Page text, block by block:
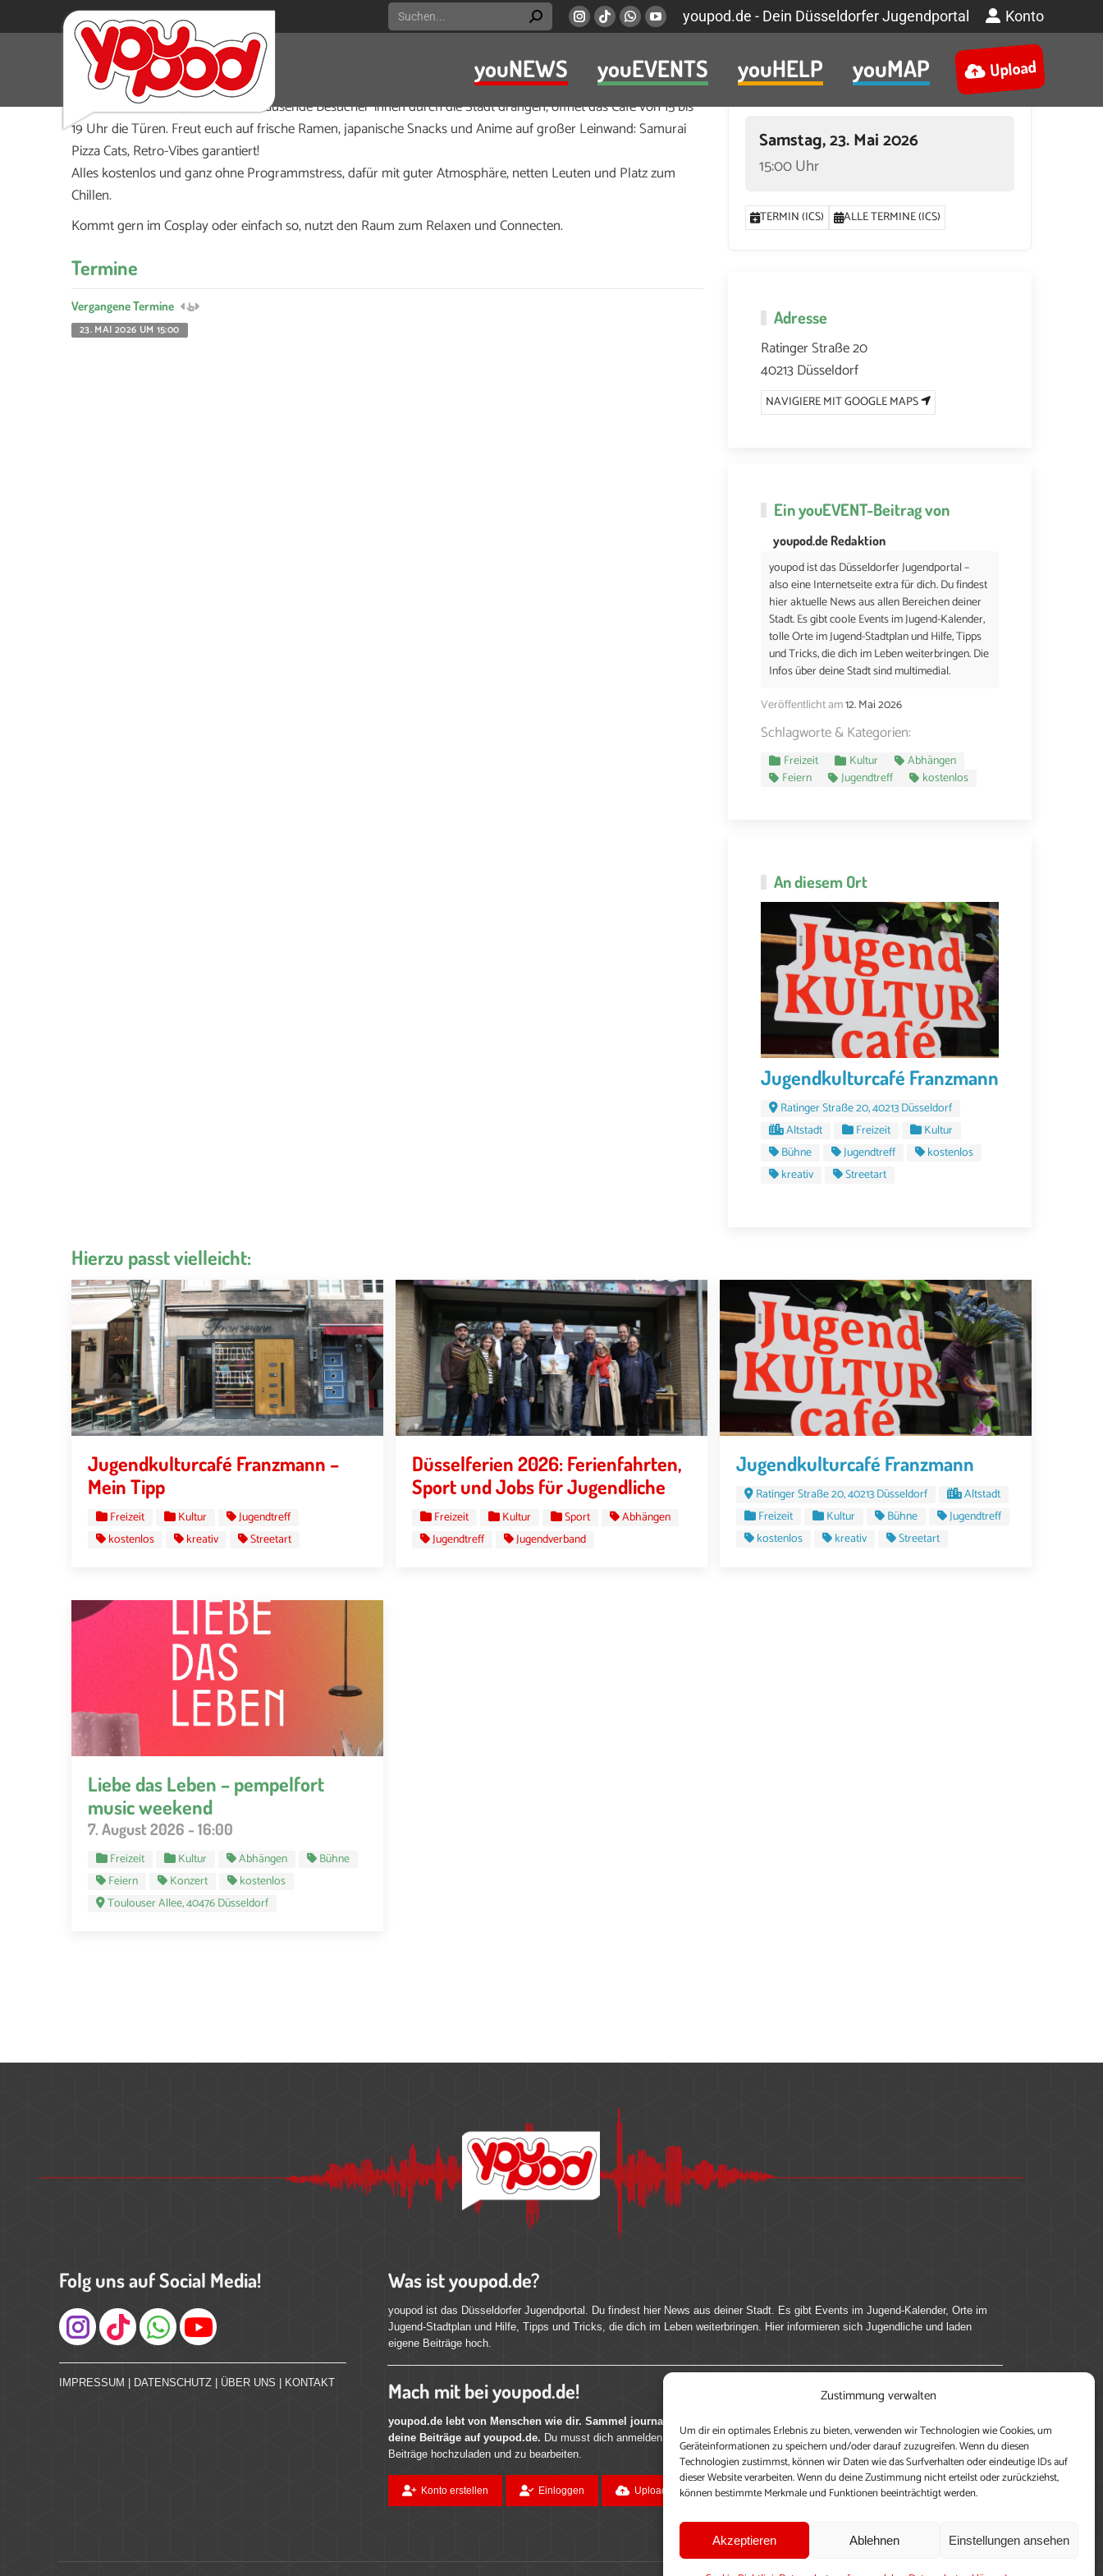
Zustimmung verwalten
Um dir ein optimales Erlebnis zu bieten, verwenden wir Technologien wie Cookies, um
Geräteinformationen zu speichern und/oder darauf zuzugreifen. Wenn du diesen
Technologien zustimmst, können wir Daten wie das Surfverhalten oder eindeutige IDs auf
dieser Website verarbeiten. Wenn du deine Zustimmung nicht erteilst oder zurückziehst,
können bestimmte Merkmale und Funktionen beeinträchtigt werden.
Akzeptieren Ablehnen Einstellungen ansehen
Search:
Instagram
opens
new
window
Viber
opens
in
new
window
Whatsapp
opens
in
new
window
YouTube
opens
in
new
window
youpod.de - Dein Düsseldorfer Jugendportal Konto
youNEWS youEVENTS youHELP youMAP Upload
Das Jugendkulturcafé Franzmann feiert den Japan-Tag ganz entspannt und ohne Trubel.
Während sich am 23. Mai hunderttausende Besucher*innen durch die Stadt drängen, öffnet das Café von 15 bis
19 Uhr die Türen. Freut euch auf frische Ramen, japanische Snacks und Anime auf großer Leinwand: Samurai
Pizza Cats, Retro-Vibes garantiert!
Alles kostenlos und ganz ohne Programmstress, dafür mit guter Atmosphäre, netten Leuten und Platz zum
Chillen.
Kommt gern im Cosplay oder einfach so, nutzt den Raum zum Relaxen und Connecten.
Termine
Vergangene Termine
23. MAI 2026 UM 15:00
Samstag, 23. Mai 2026
15:00 Uhr
TERMIN (ICS) ALLE TERMINE (ICS)
Adresse
Ratinger Straße 20
40213 Düsseldorf
NAVIGIERE MIT GOOGLE MAPS
EinyouEVENT-Beitrag von
youpod.de Redaktion
youpod ist das Düsseldorfer Jugendportal –
also eine Internetseite extra für dich. Du findest
hier aktuelle News aus allen Bereichen deiner
Stadt. Es gibt coole Events im Jugend-Kalender,
tolle Orte im Jugend-Stadtplan und Hilfe, Tipps
und Tricks, die dich im Leben weiterbringen. Die
Infos über deine Stadt sind multimedial.
Veröffentlicht am12. Mai 2026
Schlagworte & Kategorien:
Freizeit Kultur
Abhängen
Feiern
Jugendtreff kostenlos
An diesem Ort
Jugendkulturcafé Franzmann
Ratinger Straße 20, 40213 Düsseldorf
Altstadt
Freizeit
Kultur
Bühne
Jugendtreff
kostenlos
kreativ
Streetart
Hierzu passt vielleicht:
Jugendkulturcafé Franzmann –
Mein Tipp
Freizeit Kultur
Jugendtreff
kostenlos
kreativ Streetart
Düsselferien 2026: Ferienfahrten,
Sport und Jobs für Jugendliche
Freizeit Kultur Sport
Abhängen
Jugendtreff
Jugendverband
Jugendkulturcafé Franzmann
Ratinger Straße 20, 40213 Düsseldorf
Altstadt
Freizeit
Kultur Bühne
Jugendtreff
kostenlos
kreativ Streetart
Liebe das Leben – pempelfort
music weekend
7. August 2026 - 16:00
Freizeit Kultur Abhängen
Bühne
Feiern
Konzert
kostenlos
Toulouser Allee, 40476 Düsseldorf
Folg uns auf Social Media!
Instagram
IMPRESSUM DATENSCHUTZ ÜBER UNS KONTAKT
Was ist youpod.de?
youpod ist das Düsseldorfer Jugendportal. Du findest hier News aus deiner Stadt. Es gibt Events im Jugend-Kalender, Orte im
Jugend-Stadtplan und Hilfe, Tipps und Tricks, die dich im Leben weiterbringen. Hier informieren sich Jugendliche und laden
eigene Beiträge hoch.
Mach mit bei youpod.de!
youpod.de lebt von Menschen wie dir. Sammel journalistische Erfahrung, teile deine Perspektive und veröffentliche
deine Beiträge auf youpod.de. Du musst dich anmelden, um alle Funktionen nutzen zu können, ein Profil anzulegen, eigene
Beiträge hochzuladen und zu bearbeiten.
Konto erstellen Einloggen Upload ohne Login